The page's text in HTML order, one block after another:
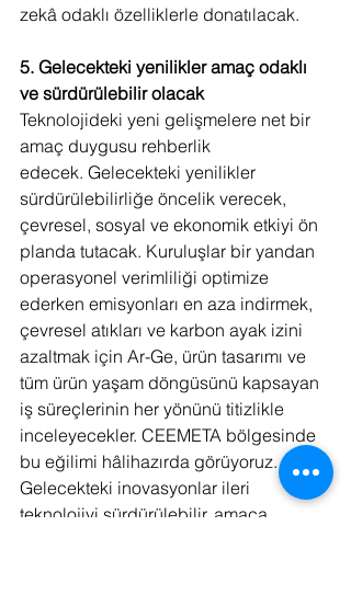
zekâ odaklı özelliklerle donatılacak.
5. Gelecekteki yenilikler amaç odaklı
ve sürdürülebilir olacak
Teknolojideki yeni gelişmelere net bir
amaç duygusu rehberlik
edecek. Gelecekteki yenilikler
sürdürülebilirliğe öncelik verecek,
çevresel, sosyal ve ekonomik etkiyi ön
planda tutacak. Kuruluşlar bir yandan
operasyonel verimliliği optimize
ederken emisyonları en aza indirmek,
çevresel atıkları ve karbon ayak izini
azaltmak için Ar-Ge, ürün tasarımı ve
tüm ürün yaşam döngüsünü kapsayan
iş süreçlerinin her yönünü titizlikle
inceleyecekler. CEEMETA bölgesinde
bu eğilimi hâlihazırda görüyoruz.
Gelecekteki inovasyonlar ileri
teknolojiyi sürdürülebilir, amaca